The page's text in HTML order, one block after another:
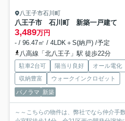
八王子市石川町
八王子市 石川町 新築一戸建て
3,489万円
- / 96.47㎡ / 4LDK＋S(納戸) /予定
八高線「北八王子」駅 徒歩22分
駐車2台可 陽当り良好 オール電化
収納豊富
ウォークインクロゼット
パノラマ 新築
～～こちらの物件は、弊社でなら仲介手